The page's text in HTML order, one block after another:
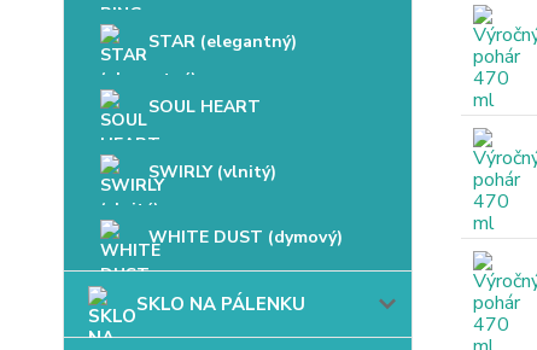
STAR (elegantný)
SOUL HEART
SWIRLY (vlnitý)
WHITE DUST (dymový)
SKLO NA PÁLENKU